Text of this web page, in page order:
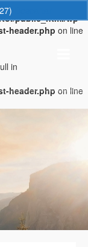
public_html/wp-
header.php on line
in
header.php on line